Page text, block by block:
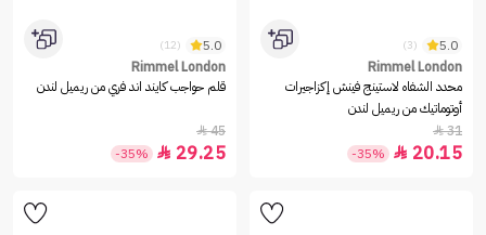
5.0
(3)
Rimmel London
محدد الشفاه لاستينج فينش إكزاجيرات
أوتوماتيك من ريميل لندن
31

20.15

-35%
5.0
(12)
Rimmel London
قلم حواجب كايند اند فري من ريميل لندن
45

29.25

-35%